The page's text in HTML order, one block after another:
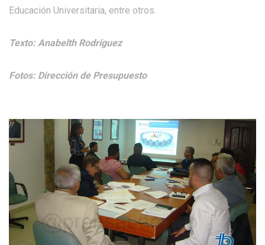
Educación Universitaria, entre otros.
Texto: Anabelth Rodríguez
Fotos: Dirección de Presupuesto